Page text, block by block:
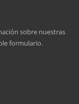
sobre nuestras
formulario.